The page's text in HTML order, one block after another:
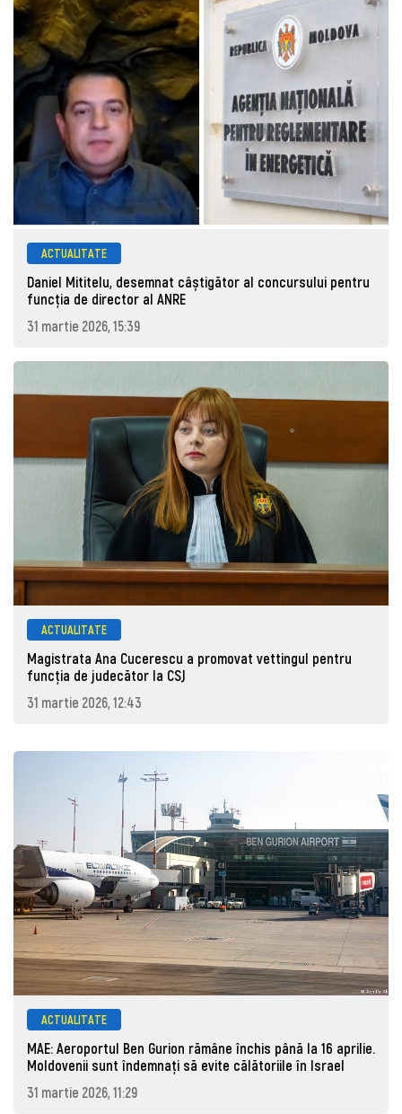
ACTUALITATE
Daniel Mititelu, desemnat câștigător al concursului pentru
funcția de director al ANRE
31 martie 2026, 15:39
ACTUALITATE
Magistrata Ana Cucerescu a promovat vettingul pentru
funcția de judecător la CSJ
31 martie 2026, 12:43
ACTUALITATE
MAE: Aeroportul Ben Gurion rămâne închis până la 16 aprilie.
Moldovenii sunt îndemnați să evite călătoriile în Israel
31 martie 2026, 11:29